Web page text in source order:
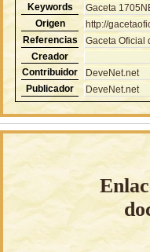
Keywords
Gaceta
Origen
http://
Referencias
Gaceta Oficial
Creador
Contribuidor
DeveNet.net
Publicador
DeveNet.net